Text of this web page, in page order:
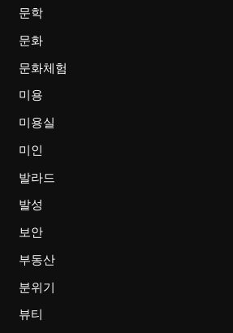
문학
문화
문화체험
미용
미용실
미인
발라드
발성
보안
부동산
분위기
뷰티